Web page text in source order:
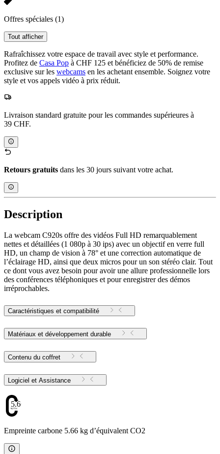
Offres spéciales (1)
Tout afficher
Rafraîchissez votre espace de travail avec style et performance.
Profitez de Casa Pop à CHF 125 et bénéficiez de 50% de remise
exclusive sur les webcams en les achetant ensemble. Soignez votre
style et vos appels vidéo à prix réduit.
Livraison standard gratuite pour les commandes supérieures à
39 CHF.
Retours gratuits dans les 30 jours suivant votre achat.
Description
La webcam C920s offre des vidéos Full HD remarquablement
nettes et détaillées (1 080p à 30 ips) avec un objectif en verre full
HD, un champ de vision à 78° et une correction automatique de
l’éclairage HD, ainsi que deux micros pour un son stéréo clair. Tout
ce dont vous avez besoin pour avoir une allure professionnelle lors
des conférences téléphoniques et pour enregistrer des démos
irréprochables.
Caractéristiques et compatibilité
Matériaux et développement durable
Contenu du coffret
Logiciel et Assistance
5.66
Empreinte carbone 5.66 kg d’équivalent CO2